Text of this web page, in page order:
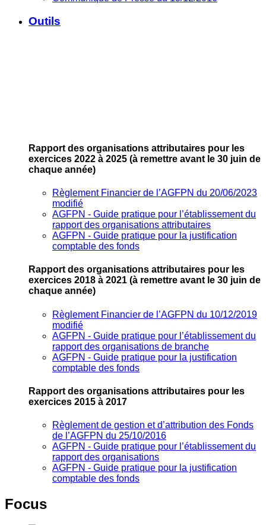
Outils
Rapport des organisations attributaires pour les
exercices 2022 à 2025 (à remettre avant le 30 juin de
chaque année)
Règlement Financier de l’AGFPN du 20/06/2023
modifié
AGFPN ‐ Guide pratique pour l’établissement du
rapport des organisations attributaires
AGFPN ‐ Guide pratique pour la justification
comptable des fonds
Rapport des organisations attributaires pour les
exercices 2018 à 2021 (à remettre avant le 30 juin de
chaque année)
Règlement Financier de l’AGFPN du 10/12/2019
modifié
AGFPN ‐ Guide pratique pour l’établissement du
rapport des organisations de branche
AGFPN ‐ Guide pratique pour la justification
comptable des fonds
Rapport des organisations attributaires pour les
exercices 2015 à 2017
Règlement de gestion et d’attribution des Fonds
de l’AGFPN du 25/10/2016
AGFPN ‐ Guide pratique pour l’établissement du
rapport des organisations
AGFPN ‐ Guide pratique pour la justification
comptable des fonds
Focus